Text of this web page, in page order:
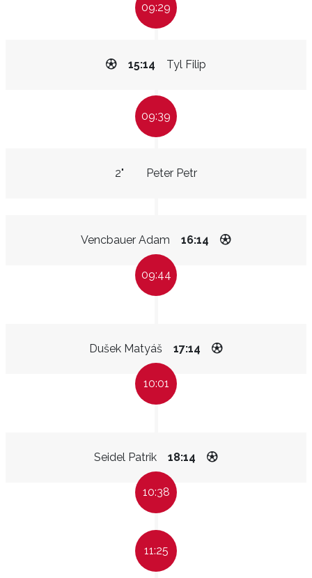
09:29
Tyl Filip
15:14
09:39
Peter Petr
2"
Vencbauer Adam 16:14
09:44
Dušek Matyáš 17:14
10:01
Seidel Patrik 18:14
10:38
11:25